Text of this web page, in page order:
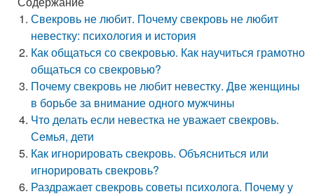
Свекровь не любит. Почему свекровь не любит
невестку: психология и история
Как общаться со свекровью. Как научиться грамотно
общаться со свекровью?
Почему свекровь не любит невестку. Две женщины
в борьбе за внимание одного мужчины
Что делать если невестка не уважает свекровь.
Семья, дети
Как игнорировать свекровь. Объясниться или
игнорировать свекровь?
Раздражает свекровь советы психолога. Почему у